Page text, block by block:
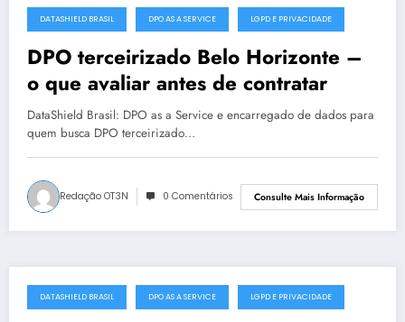
junho 25, 2025
DATASHIELD BRASIL DPO AS A SERVICE LGPD E PRIVACIDADE
DPO terceirizado Belo Horizonte –
o que avaliar antes de contratar
DataShield Brasil: DPO as a Service e encarregado de dados para
quem busca DPO terceirizado…
Redação OT3N 0 Comentários Consulte Mais Informação
junho 24, 2025
DATASHIELD BRASIL DPO AS A SERVICE LGPD E PRIVACIDADE